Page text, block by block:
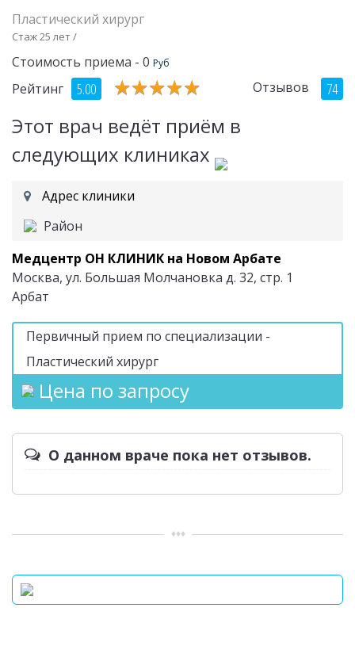
Пластический хирург
Стаж 25 лет /
Стоимость приема - 0 Руб
Рейтинг 5.00 ★★★★★
★★★★★ Отзывов 74
Этот врач ведёт приём в
следующих клиниках
Адрес клиники
Район
Медцентр ОН КЛИНИК на Новом Арбате
Москва, ул. Большая Молчановка д. 32, стр. 1
Арбат
Первичный прием по специализации -
Пластический хирург
Цена по запросу
О данном враче пока нет отзывов.